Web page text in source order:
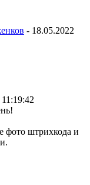
- 18.05.2022
фото штрихкода и